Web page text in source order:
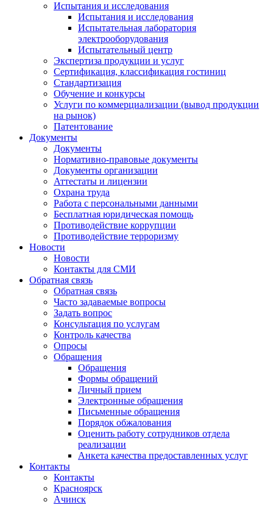
Испытания и исследования
Испытания и исследования
Испытательная лаборатория
электрооборудования
Испытательный центр
Экспертиза продукции и услуг
Сертификация, классификация гостиниц
Стандартизация
Обучение и конкурсы
Услуги по коммерциализации (вывод продукции
на рынок)
Патентование
Документы
Документы
Нормативно-правовые документы
Документы организации
Аттестаты и лицензии
Охрана труда
Работа с персональными данными
Бесплатная юридическая помощь
Противодействие коррупции
Противодействие терроризму
Новости
Новости
Контакты для СМИ
Обратная связь
Обратная связь
Часто задаваемые вопросы
Задать вопрос
Консультация по услугам
Контроль качества
Опросы
Обращения
Обращения
Формы обращений
Личный прием
Электронные обращения
Письменные обращения
Порядок обжалования
Оценить работу сотрудников отдела
реализации
Анкета качества предоставленных услуг
Контакты
Контакты
Красноярск
Ачинск